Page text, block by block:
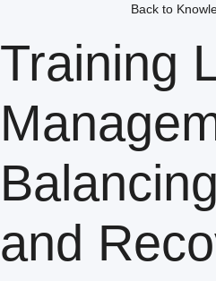
Back to
Training
and